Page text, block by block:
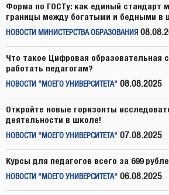
Форма по ГОСТу: как единый стандарт
границы между богатыми и бедными в
НОВОСТИ МИНИСТЕРСТВА ОБРАЗОВАНИЯ
Что такое Цифровая образовательная
работать педагогам?
НОВОСТИ "МОЕГО УНИВЕРСИТЕТА" 08.08.2025
Откройте новые горизонты
деятельности в школе!
НОВОСТИ "МОЕГО УНИВЕРСИТЕТА" 07.08.2025
Курсы для педагогов всего за 699
НОВОСТИ "МОЕГО УНИВЕРСИТЕТА" 06.08.2025